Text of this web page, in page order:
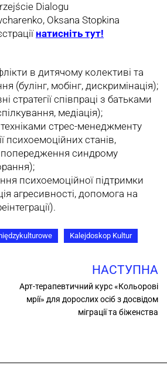
Dialogu
Oksana Stopkina
натисніть тут!
в дитячому колективі та
(булінг, мобінг, дискримінація);
стратегії співпраці з батьками
медіація);
стрес-менеджменту
психоемоційних станів,
синдрому
психоемоційної підтримки
агресивності, допомога на
Kalejdoskop Kultur
НАСТУПНА
Арт-терапевтичний курс «Кольорові
мрії» для дорослих осіб з досвідом
міграції та біженства